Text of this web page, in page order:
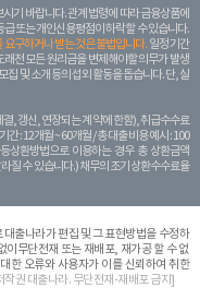
기 바랍니다. 관계 법령에 따라 금융상품에
또는 개인신용평점이 하락할 수 있습니다.
요구하거나 받는 것은 불법입니다. 일정 기간
전 모든 원리금을 변제해야할 의무가 발생
및 소개 등의 섭외 활동을 돕습니다. 단, 실
, 갱신, 연장되는 계 약에 한함), 취급수수료
: 12개월 ~ 60개월 / 총 대출 비용 예시 : 100
상환방법으로 이용하는 경우 총 상환금액
질 수 있습니다.) 채무의 조기 상환수수료율
대출나라가 편집 및 그 표현방법을 수정하
이무단전재 또는 재배포, 재가공 할 수 없
한 오류와 사용자가 이를 신뢰하여 취한
작권 대출나라. 무단전재-재배포 금지]